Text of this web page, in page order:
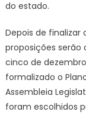
do estado.
Depois de finalizar
proposições serão
cinco de
formalizado o
Assembleia
foram escolhidos